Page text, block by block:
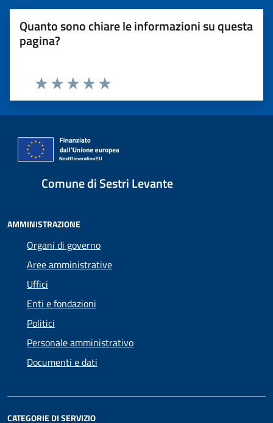
Quanto sono chiare le informazioni su questa
pagina?
Valuta 5 stelle su 5
Valuta 4 stelle su 5
Valuta 3 stelle su 5
Valuta 2 stelle su 5
Valuta 1 stelle su 5
Comune di Sestri Levante
AMMINISTRAZIONE
Organi di governo
Aree amministrative
Uffici
Enti e fondazioni
Politici
Personale amministrativo
Documenti e dati
CATEGORIE DI SERVIZIO